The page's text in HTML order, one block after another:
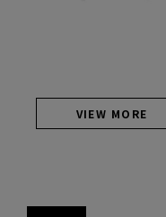
VIEW MORE